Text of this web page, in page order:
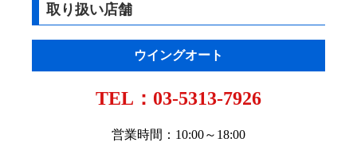
取り扱い店舗
ウイングオート
TEL： 03-5313-7926
営業時間：10:00～18:00